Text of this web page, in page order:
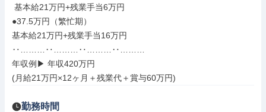
●37.5万円（繁忙期）
基本給21万円+残業手当16万円
‥………‥………‥………‥………
年収例▶ 年収420万円
(月給21万円×12ヶ月＋残業代＋賞与60万円)
勤務時間